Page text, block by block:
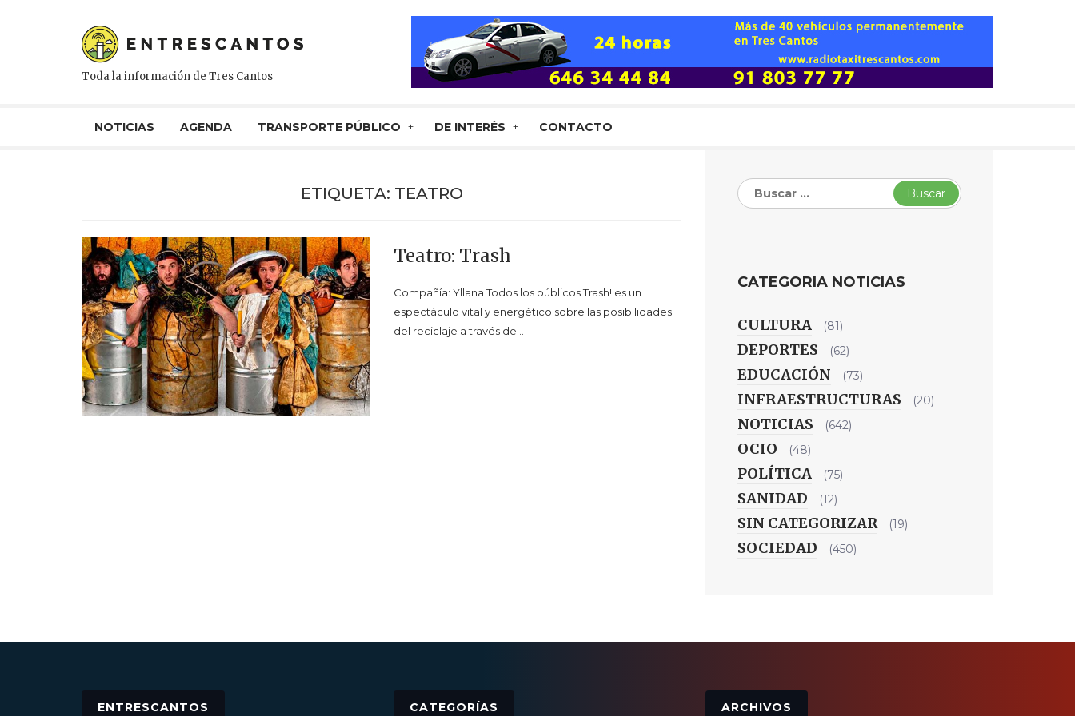
Toda la información de Tres Cantos
NOTICIAS AGENDA TRANSPORTE PÚBLICO DE INTERÉS CONTACTO
ETIQUETA: TEATRO
Teatro: Trash
Compañía: Yllana Todos los públicos Trash! es un
espectáculo vital y energético sobre las posibilidades
del reciclaje a través de…
Buscar:
CATEGORIA NOTICIAS
CULTURA (81)
DEPORTES (62)
EDUCACIÓN (73)
INFRAESTRUCTURAS (20)
NOTICIAS (642)
OCIO (48)
POLÍTICA (75)
SANIDAD (12)
SIN CATEGORIZAR (19)
SOCIEDAD (450)
ENTRESCANTOS CATEGORÍAS ARCHIVOS